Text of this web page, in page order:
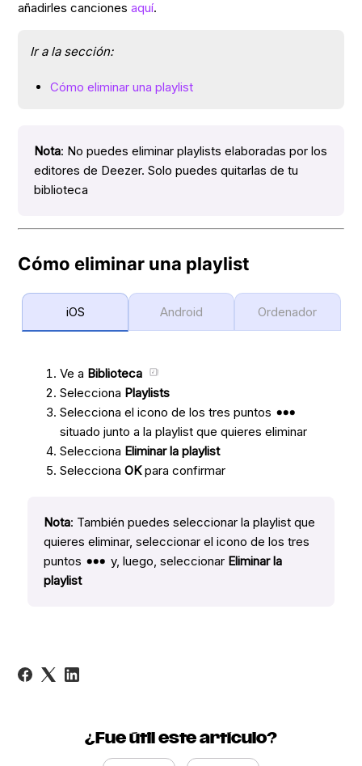
añadirles cancionesaquí.
Ir a la sección:
Cómo eliminar una playlist
Nota: No puedes eliminar playlists elaboradas por los
editores de Deezer. Solo puedes quitarlas de tu
biblioteca
Cómo eliminar una playlist
iOS Android Ordenador
Ve a Biblioteca
Selecciona Playlists
Selecciona el icono de los tres puntos
situado junto a la playlist que quieres eliminar
Selecciona Eliminar la playlist
SeleccionaOKpara confirmar
Nota: También puedes seleccionar la playlist que
quieres eliminar, seleccionar el icono de los tres
puntos
y, luego, seleccionar Eliminar la
playlist
¿Fue útil este artículo?